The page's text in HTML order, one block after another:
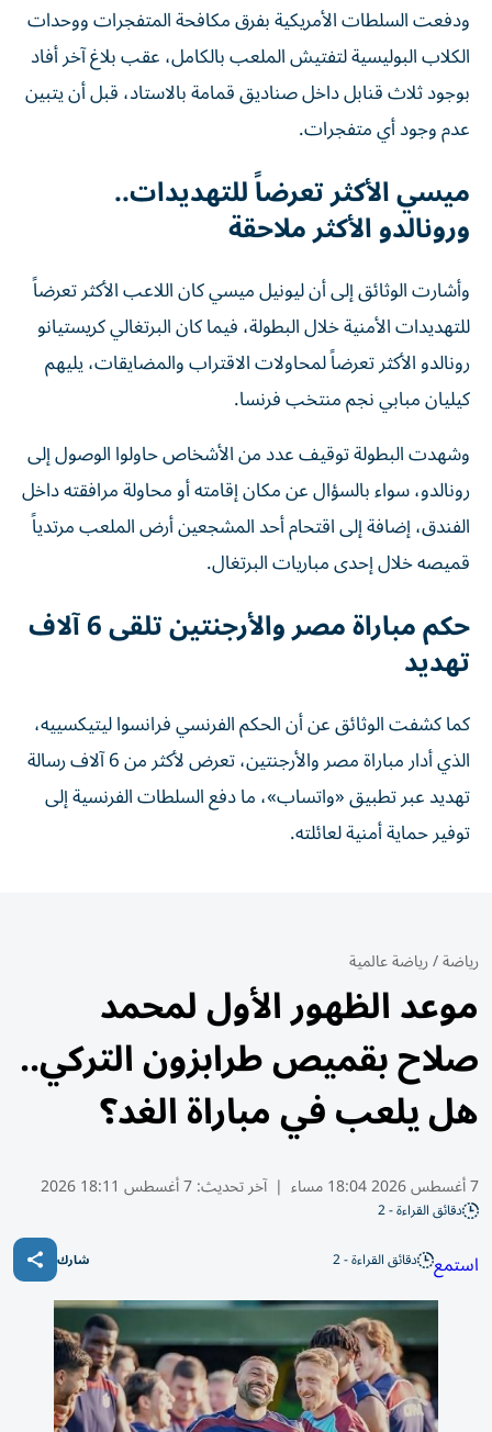
ودفعت السلطات الأمريكية بفرق مكافحة المتفجرات ووحدات
الكلاب البوليسية لتفتيش الملعب بالكامل، عقب بلاغ آخر أفاد
بوجود ثلاث قنابل داخل صناديق قمامة بالاستاد، قبل أن يتبين
عدم وجود أي متفجرات.
ميسي الأكثر تعرضاً للتهديدات..
ورونالدو الأكثر ملاحقة
وأشارت الوثائق إلى أن ليونيل ميسي كان اللاعب الأكثر تعرضاً
للتهديدات الأمنية خلال البطولة، فيما كان البرتغالي كريستيانو
رونالدو الأكثر تعرضاً لمحاولات الاقتراب والمضايقات، يليهم
كيليان مبابي نجم منتخب فرنسا.
وشهدت البطولة توقيف عدد من الأشخاص حاولوا الوصول إلى
رونالدو، سواء بالسؤال عن مكان إقامته أو محاولة مرافقته داخل
الفندق، إضافة إلى اقتحام أحد المشجعين أرض الملعب مرتدياً
قميصه خلال إحدى مباريات البرتغال.
حكم مباراة مصر والأرجنتين تلقى 6 آلاف
تهديد
كما كشفت الوثائق عن أن الحكم الفرنسي فرانسوا ليتيكسييه،
الذي أدار مباراة مصر والأرجنتين، تعرض لأكثر من 6 آلاف رسالة
تهديد عبر تطبيق «واتساب»، ما دفع السلطات الفرنسية إلى
توفير حماية أمنية لعائلته.
رياضة/رياضة عالمية
موعد الظهور الأول لمحمد
صلاح بقميص طرابزون التركي..
هل يلعب في مباراة الغد؟
7 أغسطس 2026 18:04 مساء | آخر تحديث:7 أغسطس 18:11 2026
دقائق القراءة - 2
استمع دقائق القراءة - 2 شارك